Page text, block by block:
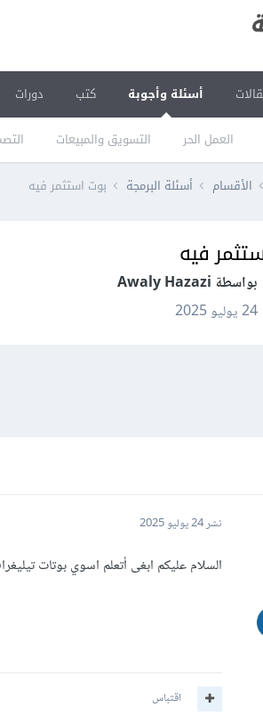
أسئلة وأجوبة
العمل الحر التسويق والمبيعات
كتب دورات
الأقسام أسئلة البرمجة بوت استثمر فيه
فيه
بواسطة Awaly Hazazi
24 يوليو 2025
نشر24 يوليو 2025
السلام عليكم ابغى أتعلم اسوي بوتات
اقتباس